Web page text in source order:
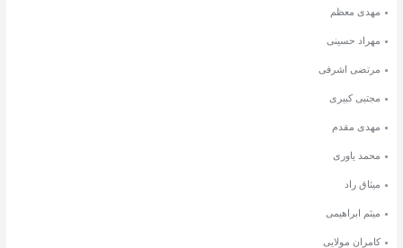
مهدی معظم
مهراد حسینی
مرتضی اشرفی
مجتبی کبیری
مهدی مقدم
محمد یاوری
میثاق راد
میثم ابراهیمی
کامران مولایی